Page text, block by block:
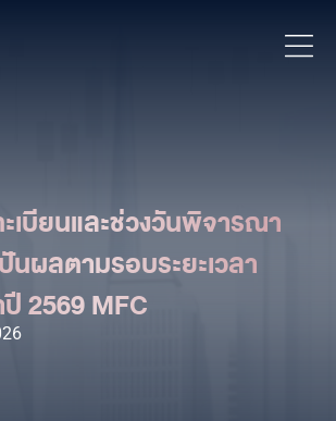
เบียนและช่วงวันพิจารณา
นผลตามรอบระยะเวลา
2569 MFC